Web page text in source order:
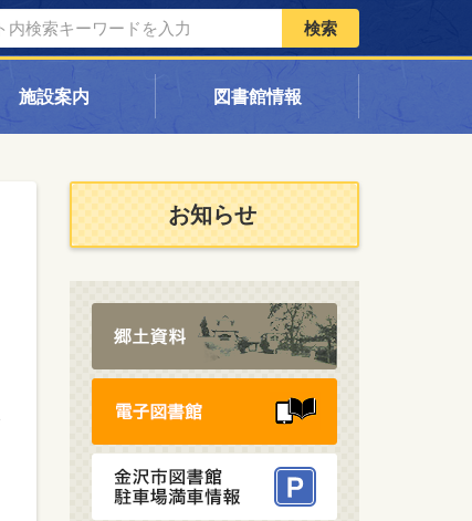
検索
施設案内 図書館情報
お知らせ